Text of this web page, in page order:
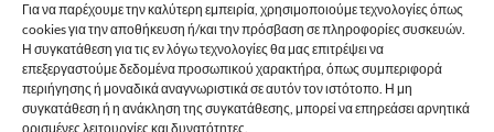
Για να παρέχουμε την καλύτερη εμπειρία, χρησιμοποιούμε τεχνολογίες όπως
cookies για την αποθήκευση ή/και την πρόσβαση σε πληροφορίες συσκευών.
Η συγκατάθεση για τις εν λόγω τεχνολογίες θα μας επιτρέψει να
επεξεργαστούμε δεδομένα προσωπικού χαρακτήρα, όπως συμπεριφορά
περιήγησης ή μοναδικά αναγνωριστικά σε αυτόν τον ιστότοπο. Η μη
συγκατάθεση ή η ανάκληση της συγκατάθεσης, μπορεί να επηρεάσει αρνητικά
ορισμένες λειτουργίες και δυνατότητες.
Πολιτική απορρήτου
Πολιτική Cookies
Πολιτική επιστροφών